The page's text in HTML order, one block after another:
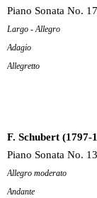
Piano Sonata No.
Largo - Allegro
Adagio
Allegretto
F. Schubert (1797-
Piano Sonata No.
Allegro moderato
Andante